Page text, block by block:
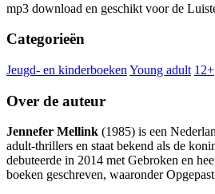
mp3 download en geschikt voor de
Categorieën
Jeugd- en kinderboeken Young adult 12+
Over de auteur
Jennefer Mellink (1985) is een
adult-thrillers en staat bekend als de
debuteerde in 2014 met Gebroken en
boeken geschreven, waaronder